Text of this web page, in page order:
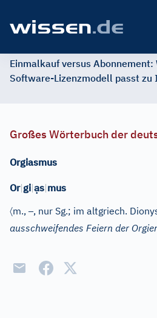
Einmalkauf versus Abonnement:
Software-Lizenzmodell passt zu
Großes Wörterbuch der
Orgiasmus
Or|gi|ạs|mus
〈m.,–, nur Sg.; im altgriech.
ausschweifendes Feiern der